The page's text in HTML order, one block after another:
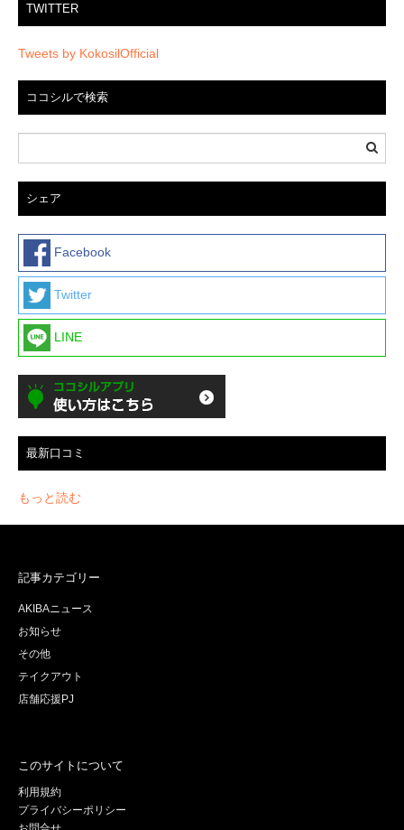
TWITTER
Tweets by KokosilOfficial
ココシルで検索
シェア
Facebook
Twitter
LINE
最新口コミ
もっと読む
記事カテゴリー
AKIBAニュース
お知らせ
その他
テイクアウト
店舗応援PJ
このサイトについて
利用規約
プライバシーポリシー